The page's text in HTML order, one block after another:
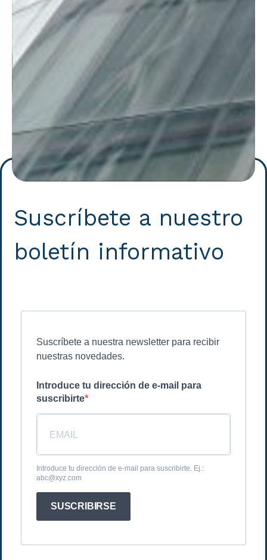
Suscríbete a nuestro
boletín informativo
Suscríbete a nuestra newsletter para recibir
nuestras novedades.
Introduce tu dirección de e-mail para
suscribirte
Introduce tu dirección de e-mail para suscribirte. Ej.:
abc@xyz.com
SUSCRIBIRSE